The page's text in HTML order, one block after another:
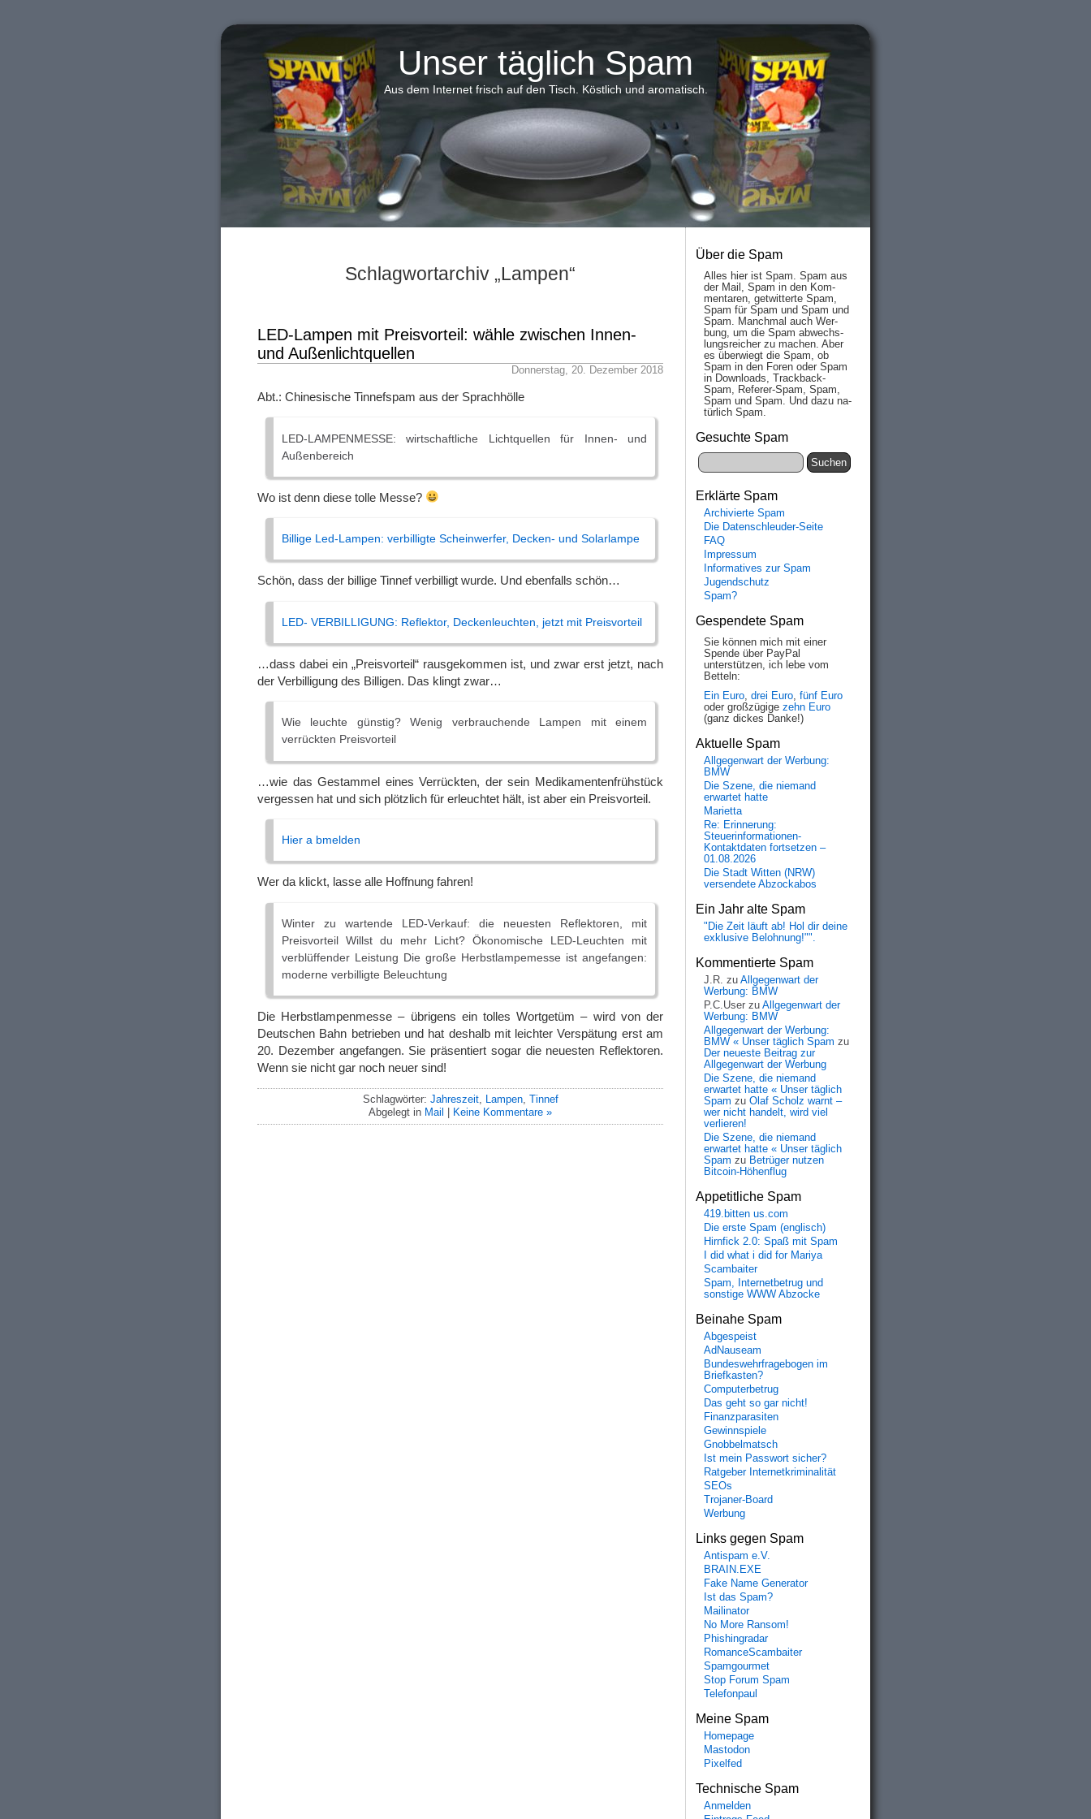
Unser täglich Spam
Aus dem Internet frisch auf den Tisch. Köstlich und aromatisch.
Schlagwortarchiv „Lampen“
LED-Lampen mit Preisvorteil: wähle zwischen Innen-
und Außenlichtquellen
Donnerstag, 20. Dezember 2018
Abt.: Chinesische Tinnefspam aus der Sprachhölle
LED-LAMPENMESSE: wirtschaftliche Lichtquellen für Innen- und
Außenbereich
Wo ist denn diese tolle Messe?
Billige Led-Lampen: verbilligte Scheinwerfer, Decken- und Solarlampe
Schön, dass der billige Tinnef verbilligt wurde. Und ebenfalls schön…
LED- VERBILLIGUNG: Reflektor, Deckenleuchten, jetzt mit Preisvorteil
…dass dabei ein „Preisvorteil“ rausgekommen ist, und zwar erst jetzt, nach
der Verbilligung des Billigen. Das klingt zwar…
Wie leuchte günstig? Wenig verbrauchende Lampen mit einem
verrückten Preisvorteil
…wie das Gestammel eines Verrückten, der sein Medikamentenfrühstück
vergessen hat und sich plötzlich für erleuchtet hält, ist aber ein Preisvorteil.
Hier a bmelden
Wer da klickt, lasse alle Hoffnung fahren!
Winter zu wartende LED-Verkauf: die neuesten Reflektoren, mit
Preisvorteil Willst du mehr Licht? Ökonomische LED-Leuchten mit
verblüffender Leistung Die große Herbstlampemesse ist angefangen:
moderne verbilligte Beleuchtung
Die Herbstlampenmesse – übrigens ein tolles Wortgetüm – wird von der
Deutschen Bahn betrieben und hat deshalb mit leichter Verspätung erst am
20. Dezember angefangen. Sie präsentiert sogar die neuesten Reflektoren.
Wenn sie nicht gar noch neuer sind!
Schlagwörter: Jahreszeit, Lampen, Tinnef
Abgelegt in Mail Keine Kommentare »
Über die Spam
Alles hier ist Spam. Spam aus
der Mail, Spam in den Kom­
men­taren, ge­twit­ter­te Spam,
Spam für Spam und Spam und
Spam. Manch­mal auch Wer­
bung, um die Spam ab­wechs­
lungs­reich­er zu mach­en. Aber
es über­wiegt die Spam, ob
Spam in den Fo­ren oder Spam
in Down­loads, Track­back-
Spam, Re­fe­rer-Spam, Spam,
Spam und Spam. Und da­zu na­
tür­lich Spam.
Gesuchte Spam
Erklärte Spam
Archivierte Spam
Die Datenschleuder-Seite
FAQ
Impressum
Informatives zur Spam
Jugendschutz
Spam?
Gespendete Spam
Sie können mich mit einer
Spende über PayPal
unterstützen, ich lebe vom
Betteln:
Ein Euro, drei Euro, fünf Euro
oder großzügige zehn Euro
(ganz dickes Danke!)
Aktuelle Spam
Allgegenwart der Werbung:
BMW
Die Szene, die niemand
erwartet hatte
Marietta
Re: Erinnerung:
Steuerinformationen-
Kontaktdaten fortsetzen –
01.08.2026
Die Stadt Witten (NRW)
versendete Abzockabos
Ein Jahr alte Spam
"Die Zeit läuft ab! Hol dir deine
exklusive Belohnung!"".
Kommentierte Spam
J.R. zu Allgegenwart der
Werbung: BMW
P.C.User zu Allgegenwart der
Werbung: BMW
Allgegenwart der Werbung:
BMW « Unser täglich Spam zu
Der neueste Beitrag zur
Allgegenwart der Werbung
Die Szene, die niemand
erwartet hatte « Unser täglich
Spam zu Olaf Scholz warnt –
wer nicht handelt, wird viel
verlieren!
Die Szene, die niemand
erwartet hatte « Unser täglich
Spam zu Betrüger nutzen
Bitcoin-Höhenflug
Appetitliche Spam
419.bitten us.com
Die erste Spam (englisch)
Hirnfick 2.0: Spaß mit Spam
I did what i did for Mariya
Scambaiter
Spam, Internetbetrug und
sonstige WWW Abzocke
Beinahe Spam
Abgespeist
AdNauseam
Bundeswehrfragebogen im
Briefkasten?
Computerbetrug
Das geht so gar nicht!
Finanzparasiten
Gewinnspiele
Gnobbelmatsch
Ist mein Passwort sicher?
Ratgeber Internetkriminalität
SEOs
Trojaner-Board
Werbung
Links gegen Spam
Antispam e.V.
BRAIN.EXE
Fake Name Generator
Ist das Spam?
Mailinator
No More Ransom!
Phishingradar
RomanceScambaiter
Spamgourmet
Stop Forum Spam
Telefonpaul
Meine Spam
Homepage
Mastodon
Pixelfed
Technische Spam
Anmelden